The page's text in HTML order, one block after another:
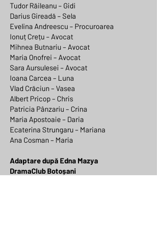
Tudor Răileanu – Gidi
Darius Gireadă – Sela
Evelina Andreescu – Procuroarea
Ionuț Crețu – Avocat
Mihnea Butnariu – Avocat
Maria Onofrei – Avocat
Sara Aursulesei – Avocat
Ioana Carcea – Luna
Vlad Crăciun – Vasea
Albert Pricop – Chris
Patricia Pânzariu – Crina
Maria Apostoaie – Daria
Ecaterina Strungaru – Mariana
Ana Cosman – Maria
Adaptare după Edna Mazya
DramaClub Botoșani